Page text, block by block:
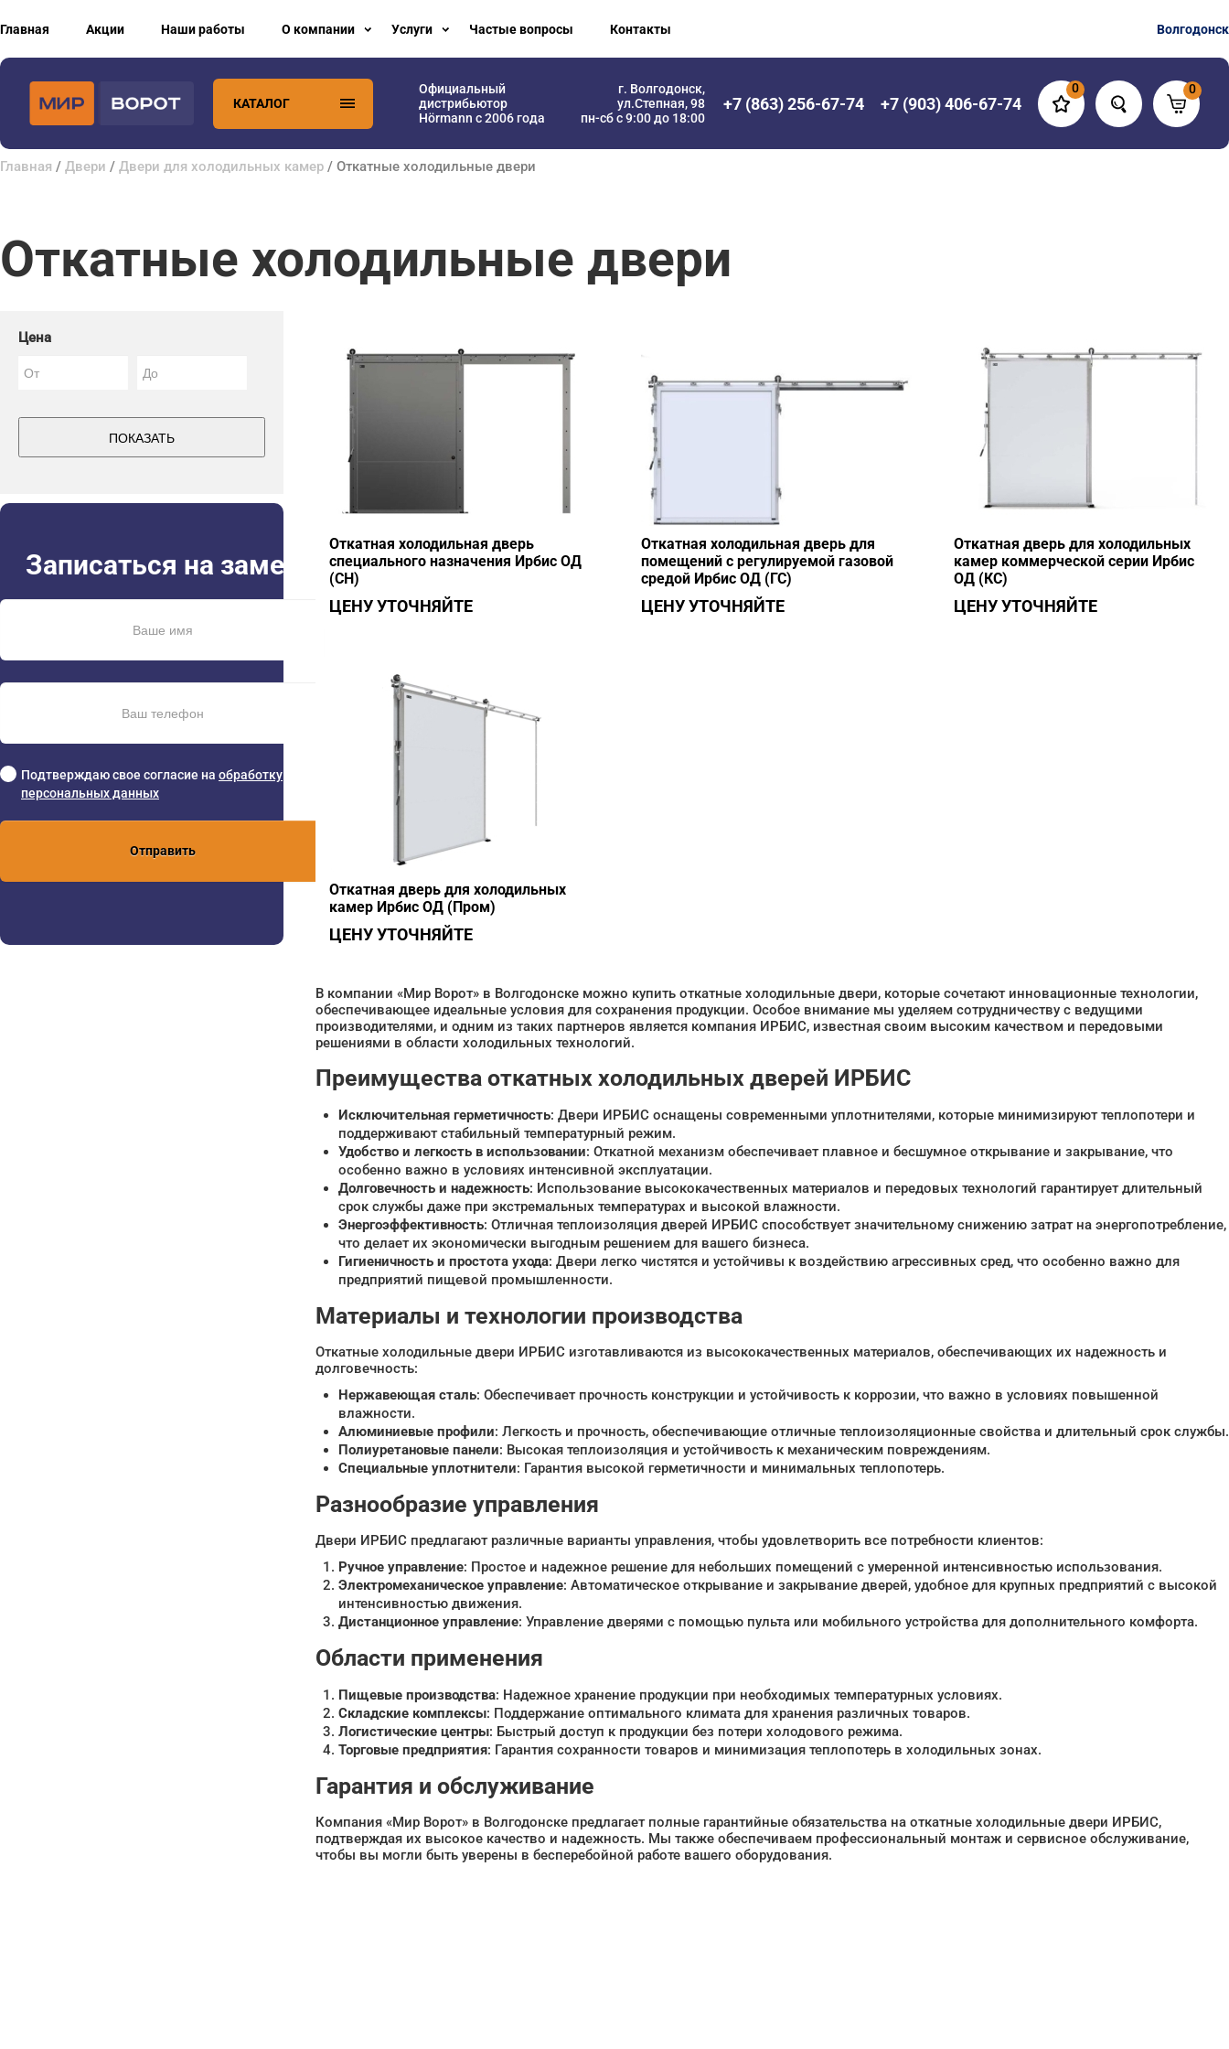
Главная Акции Наши работы О компании Услуги Частые вопросы Контакты Волгодонск
КАТАЛОГ
Официальный
дистрибьютор
Hörmann с 2006 года
г. Волгодонск,
ул.Степная, 98
пн-сб с 9:00 до 18:00
+7 (863) 256-67-74 +7 (903) 406-67-74
0 0
Главная / Двери / Двери для холодильных камер / Откатные холодильные двери
Откатные холодильные двери
Цена
ПОКАЗАТЬ
Записаться на замер
Подтверждаю свое согласие на обработку
персональных данных
Отправить
Откатная холодильная дверь
специального назначения Ирбис ОД
(СН)
ЦЕНУ УТОЧНЯЙТЕ
Откатная холодильная дверь для
помещений с регулируемой газовой
средой Ирбис ОД (ГС)
ЦЕНУ УТОЧНЯЙТЕ
Откатная дверь для холодильных
камер коммерческой серии Ирбис
ОД (КС)
ЦЕНУ УТОЧНЯЙТЕ
Откатная дверь для холодильных
камер Ирбис ОД (Пром)
ЦЕНУ УТОЧНЯЙТЕ
В компании «Мир Ворот» в Волгодонске можно купить откатные холодильные двери, которые сочетают инновационные технологии,
обеспечивающее идеальные условия для сохранения продукции. Особое внимание мы уделяем сотрудничеству с ведущими
производителями, и одним из таких партнеров является компания ИРБИС, известная своим высоким качеством и передовыми
решениями в области холодильных технологий.
Преимущества откатных холодильных дверей ИРБИС
Исключительная герметичность: Двери ИРБИС оснащены современными уплотнителями, которые минимизируют теплопотери и
поддерживают стабильный температурный режим.
Удобство и легкость в использовании: Откатной механизм обеспечивает плавное и бесшумное открывание и закрывание, что
особенно важно в условиях интенсивной эксплуатации.
Долговечность и надежность: Использование высококачественных материалов и передовых технологий гарантирует длительный
срок службы даже при экстремальных температурах и высокой влажности.
Энергоэффективность: Отличная теплоизоляция дверей ИРБИС способствует значительному снижению затрат на энергопотребление,
что делает их экономически выгодным решением для вашего бизнеса.
Гигиеничность и простота ухода: Двери легко чистятся и устойчивы к воздействию агрессивных сред, что особенно важно для
предприятий пищевой промышленности.
Материалы и технологии производства
Откатные холодильные двери ИРБИС изготавливаются из высококачественных материалов, обеспечивающих их надежность и
долговечность:
Нержавеющая сталь: Обеспечивает прочность конструкции и устойчивость к коррозии, что важно в условиях повышенной
влажности.
Алюминиевые профили: Легкость и прочность, обеспечивающие отличные теплоизоляционные свойства и длительный срок службы.
Полиуретановые панели: Высокая теплоизоляция и устойчивость к механическим повреждениям.
Специальные уплотнители: Гарантия высокой герметичности и минимальных теплопотерь.
Разнообразие управления
Двери ИРБИС предлагают различные варианты управления, чтобы удовлетворить все потребности клиентов:
Ручное управление: Простое и надежное решение для небольших помещений с умеренной интенсивностью использования.
Электромеханическое управление: Автоматическое открывание и закрывание дверей, удобное для крупных предприятий с высокой
интенсивностью движения.
Дистанционное управление: Управление дверями с помощью пульта или мобильного устройства для дополнительного комфорта.
Области применения
Пищевые производства: Надежное хранение продукции при необходимых температурных условиях.
Складские комплексы: Поддержание оптимального климата для хранения различных товаров.
Логистические центры: Быстрый доступ к продукции без потери холодового режима.
Торговые предприятия: Гарантия сохранности товаров и минимизация теплопотерь в холодильных зонах.
Гарантия и обслуживание
Компания «Мир Ворот» в Волгодонске предлагает полные гарантийные обязательства на откатные холодильные двери ИРБИС,
подтверждая их высокое качество и надежность. Мы также обеспечиваем профессиональный монтаж и сервисное обслуживание,
чтобы вы могли быть уверены в бесперебойной работе вашего оборудования.